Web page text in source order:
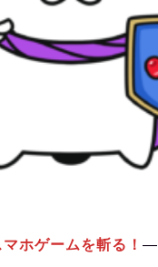
ホゲームを斬る！―